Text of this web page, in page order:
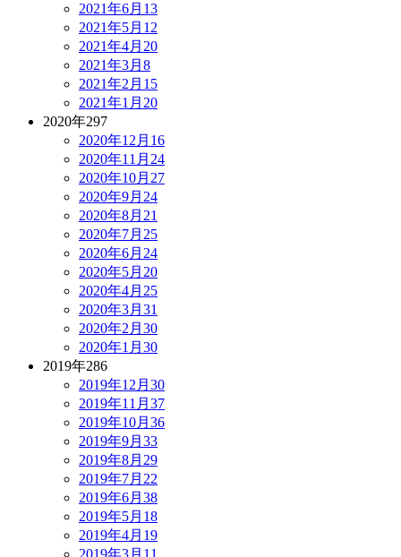
2021年6月 13
2021年5月 12
2021年4月 20
2021年3月 8
2021年2月 15
2021年1月 20
2020年297
2020年12月 16
2020年11月 24
2020年10月 27
2020年9月 24
2020年8月 21
2020年7月 25
2020年6月 24
2020年5月 20
2020年4月 25
2020年3月 31
2020年2月 30
2020年1月 30
2019年286
2019年12月 30
2019年11月 37
2019年10月 36
2019年9月 33
2019年8月 29
2019年7月 22
2019年6月 38
2019年5月 18
2019年4月 19